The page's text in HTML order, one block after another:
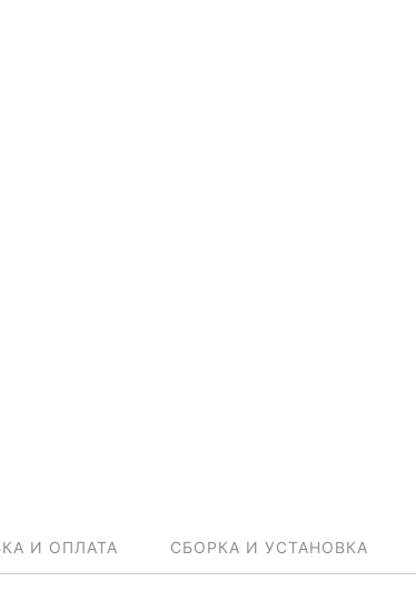
И ОПЛАТА СБОРКА И УСТАНОВКА